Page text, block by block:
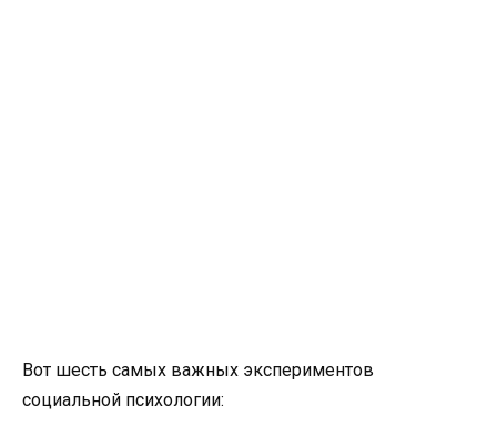
Вот шесть самых важных экспериментов
социальной психологии: